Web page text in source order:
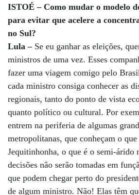
ISTOÉ – Como mudar o modelo
para evitar que acelere a
no Sul?
Lula – Se eu ganhar as eleições,
ministros de uma vez. Esses
fazer uma viagem comigo pelo
cada ministro consiga conhecer as
regionais, tanto do ponto de vista
quanto político ou cultural. Por
entrem na periferia de algumas
metropolitanas, que conheçam o
Jequitinhonha, o que é o semi-árido
decisões não serão tomadas em
que podem chegar perto do
de algum ministro. Não! Elas têm